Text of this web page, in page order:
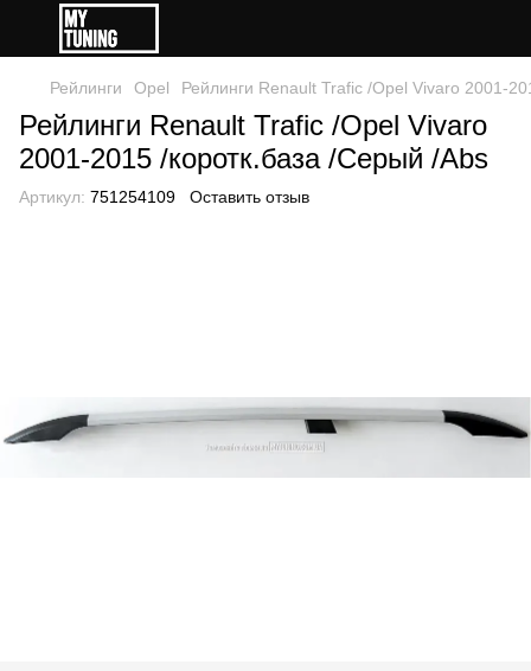
Рейлинги Opel Рейлинги Renault Trafic /Opel Vivaro 2001-
Рейлинги Renault Trafic /Opel Vivaro
2001-2015 /коротк.база /Серый /Abs
Артикул: 751254109 Оставить отзыв